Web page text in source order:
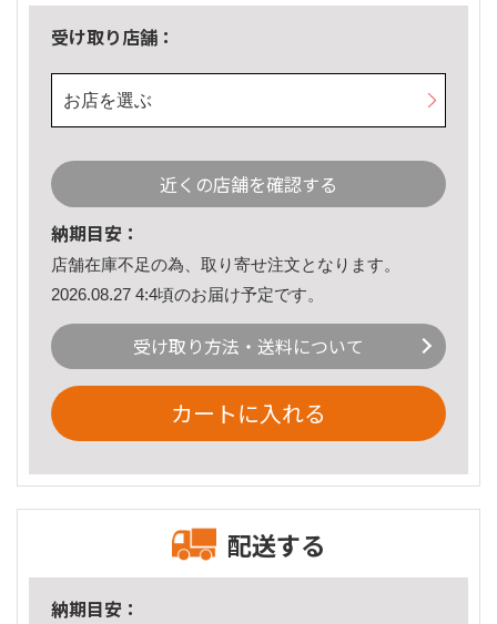
受け取り店舗：
お店を選ぶ
近くの店舗を確認する
納期目安：
店舗在庫不足の為、取り寄せ注文となります。
2026.08.27 4:4頃のお届け予定です。
受け取り方法・送料について
カートに入れる
配送する
納期目安：